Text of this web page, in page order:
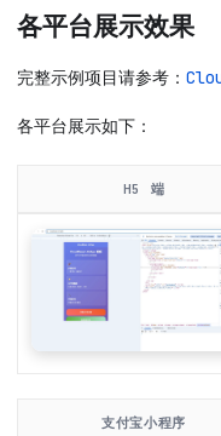
各平台展示效果
完整示例项目请参考：
各平台展示如下：
H5 端
支付宝小程序